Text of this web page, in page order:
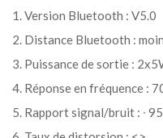
1. Version Bluetooth : V5.0
2. Distance Bluetooth :
3. Puissance de sortie :
4. Réponse en fréquence :
5. Rapport signal/bruit : ∙